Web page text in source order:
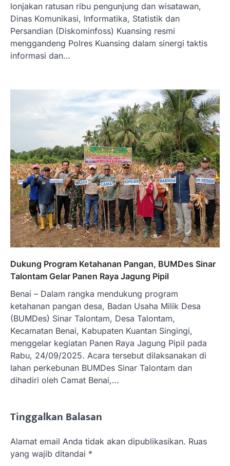
lonjakan ratusan ribu pengunjung dan wisatawan,
Dinas Komunikasi, Informatika, Statistik dan
Persandian (Diskominfoss) Kuansing resmi
menggandeng Polres Kuansing dalam sinergi taktis
informasi dan…
Dukung Program Ketahanan Pangan, BUMDes Sinar
Talontam Gelar Panen Raya Jagung Pipil
Benai – Dalam rangka mendukung program
ketahanan pangan desa, Badan Usaha Milik Desa
(BUMDes) Sinar Talontam, Desa Talontam,
Kecamatan Benai, Kabupaten Kuantan Singingi,
menggelar kegiatan Panen Raya Jagung Pipil pada
Rabu, 24/09/2025. Acara tersebut dilaksanakan di
lahan perkebunan BUMDes Sinar Talontam dan
dihadiri oleh Camat Benai,…
Tinggalkan Balasan
Alamat email Anda tidak akan dipublikasikan. Ruas
yang wajib ditandai *